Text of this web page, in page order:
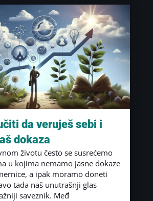
da veruješ sebi i
dokaza
životu često se susrećemo
u kojima nemamo jasne dokaze
a ipak moramo doneti
tada naš unutrašnji glas
saveznik. Međ